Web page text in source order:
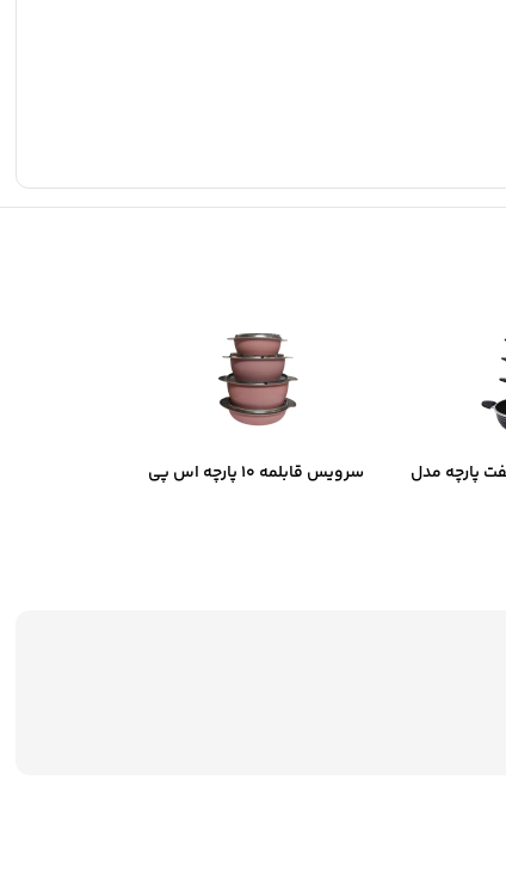
پارچه مدل
سرویس قابلمه ۱۰ پارچه اس پی